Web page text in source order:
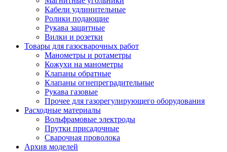
Кабели удлинительные
Ролики подающие
Рукава защитные
Вилки и розетки
Товары для газосварочных работ
Манометры и ротаметры
Кожухи на манометры
Клапаны обратные
Клапаны огнепреградительные
Рукава газовые
Прочее для газорегулирующего оборудования
Расходные материалы
Вольфрамовые электроды
Прутки присадочные
Сварочная проволока
Архив моделей